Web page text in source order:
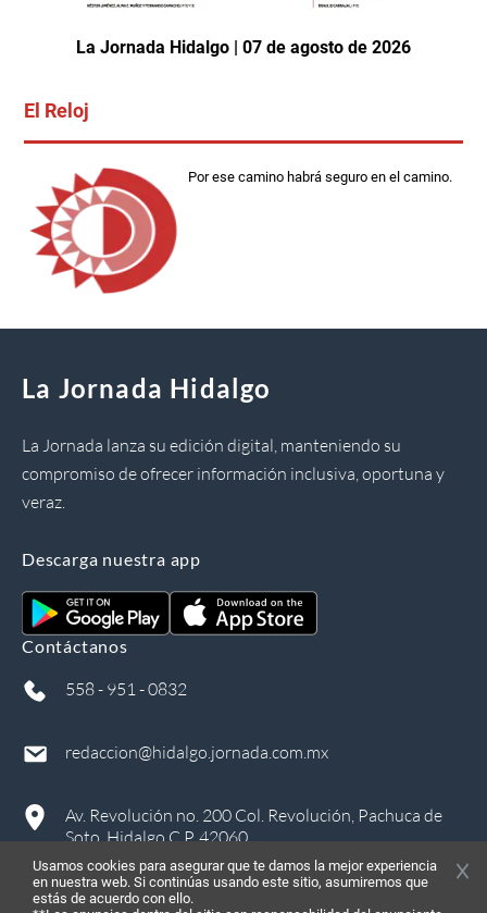
La Jornada Hidalgo | 07 de agosto de 2026
El Reloj
Por ese camino habrá seguro en el camino.
La Jornada Hidalgo
La Jornada lanza su edición digital, manteniendo su
compromiso de ofrecer información inclusiva, oportuna y
veraz.
Descarga nuestra app
Contáctanos
558 - 951 - 0832
redaccion@hidalgo.jornada.com.mx
Av. Revolución no. 200 Col. Revolución, Pachuca de
Soto, Hidalgo C.P. 42060
Usamos cookies para asegurar que te damos la mejor experiencia
en nuestra web. Si continúas usando este sitio, asumiremos que
estás de acuerdo con ello.